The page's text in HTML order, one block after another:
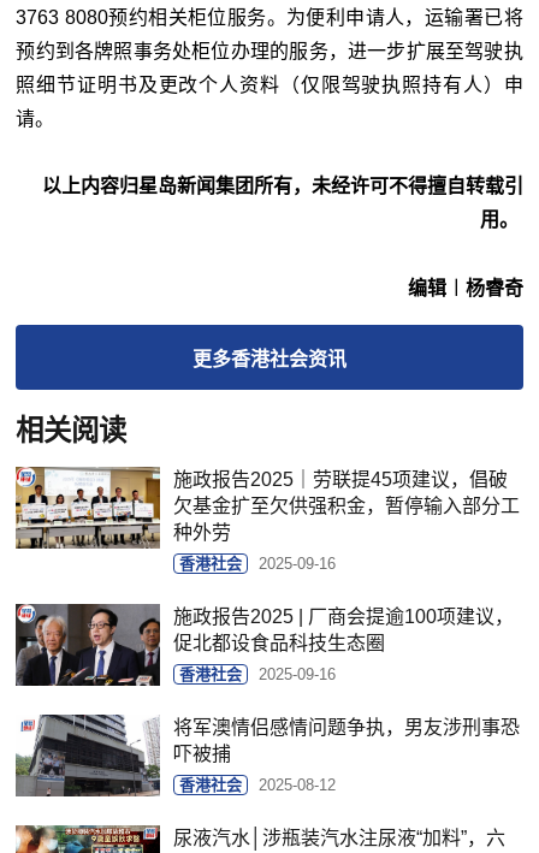
3763 8080预约相关柜位服务。为便利申请人，运输署已将
预约到各牌照事务处柜位办理的服务，进一步扩展至驾驶执
照细节证明书及更改个人资料（仅限驾驶执照持有人）申
请。
以上内容归星岛新闻集团所有，未经许可不得擅自转载引
用。
编辑︱杨睿奇
更多香港社会资讯
相关阅读
施政报告2025｜劳联提45项建议，倡破
欠基金扩至欠供强积金，暂停输入部分工
种外劳
香港社会 2025-09-16
施政报告2025 | 厂商会提逾100项建议，
促北都设食品科技生态圈
香港社会 2025-09-16
将军澳情侣感情问题争执，男友涉刑事恐
吓被捕
香港社会 2025-08-12
尿液汽水│涉瓶装汽水注尿液“加料”，六